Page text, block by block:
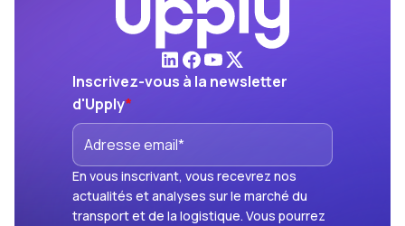
Inscrivez-vous à la newsletter
d'Upply*
En vous inscrivant, vous recevrez nos
actualités et analyses sur le marché du
transport et de la logistique. Vous pourrez